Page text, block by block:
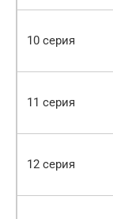
10 серия
11 серия
12 серия